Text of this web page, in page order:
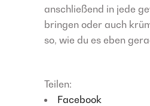
anschließend in jede
bringen oder auch
so, wie du es eben
Teilen:
Facebook